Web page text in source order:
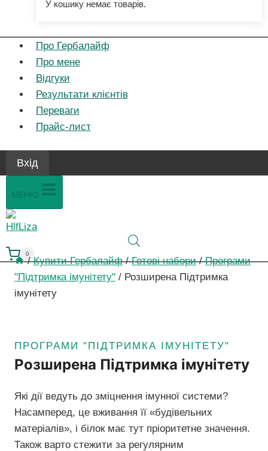
У кошику немає товарів.
Про Гербалайф
Про мене
Відгуки
Результати клієнтів
Переваги
Прайс-лист
Вхід
МЕНЮ
0
/ Купити Гербалайф / Готові набори / Програми
"Підтримка імунітету" / Розширена Підтримка
імунітету
ПРОГРАМИ "ПІДТРИМКА ІМУНІТЕТУ"
Розширена Підтримка імунітету
Які дії ведуть до зміцнення імунної системи?
Насамперед, це вживання її «будівельних
матеріалів», і білок має тут пріоритетне значення.
Також варто стежити за регулярним